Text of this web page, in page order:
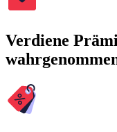
Verdiene